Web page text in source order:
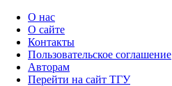
О нас
О сайте
Контакты
Пользовательское соглашение
Авторам
Перейти на сайт ТГУ